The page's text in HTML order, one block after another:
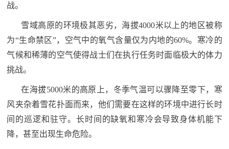
要
闻
点
追
点
追
踪
防
法
战。
雪域高原的环境极其恶劣，海拔4000米以上的地区被称
为“生命禁区”，空气中的氧气含量仅为内地的60%。寒冷的
气候和稀薄的空气使得战士们在执行任务时面临极大的体力
挑战。
在海拔5000米的高原上，冬季气温可以骤降至零下，寒
风夹杂着雪花扑面而来，他们需要在这样的环境中进行长时
间的巡逻和驻守‌。长时间的缺氧和寒冷会导致身体机能下
降，甚至出现生命危险。